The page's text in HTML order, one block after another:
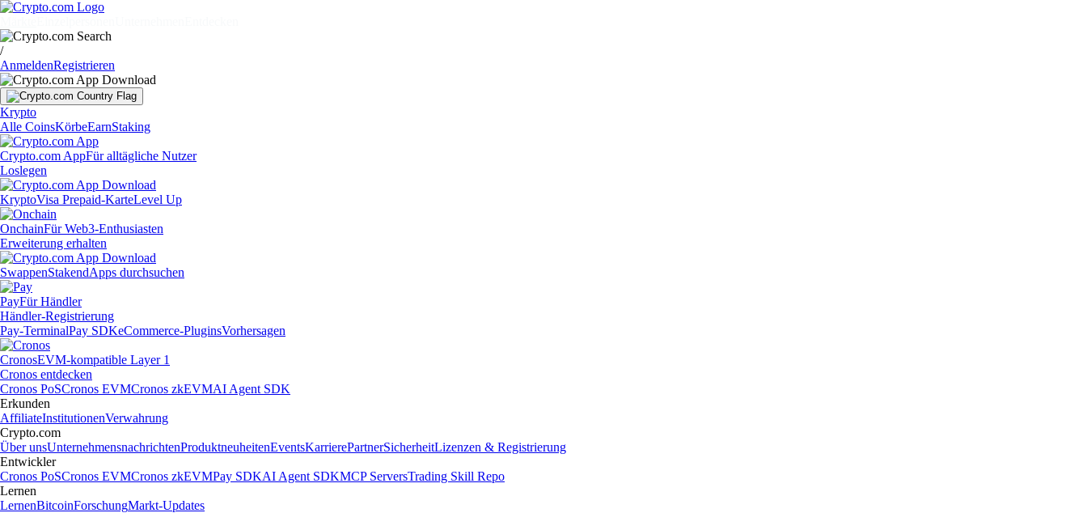
/
AnmeldenRegistrieren
Krypto
Alle CoinsKörbeEarnStaking
Crypto.com AppFür alltägliche Nutzer
Loslegen
KryptoVisa Prepaid-KarteLevel Up
OnchainFür Web3-Enthusiasten
Erweiterung erhalten
SwappenStakendApps durchsuchen
PayFür Händler
Händler-Registrierung
Pay-TerminalPay SDKeCommerce-PluginsVorhersagen
CronosEVM-kompatible Layer 1
Cronos entdecken
Cronos PoSCronos EVMCronos zkEVMAI Agent SDK
Erkunden
AffiliateInstitutionenVerwahrung
Crypto.com
Über unsUnternehmensnachrichtenProduktneuheitenEventsKarrierePartnerSicherheitLizenzen & Registrierung
Entwickler
Cronos PoSCronos EVMCronos zkEVMPay SDKAI Agent SDKMCP ServersTrading Skill Repo
Lernen
LernenBitcoinForschungMarkt-Updates